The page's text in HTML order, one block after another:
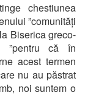
chestiunea
”comunități
Biserica greco-
”pentru că în
acest termen
nu au păstrat
noi suntem o